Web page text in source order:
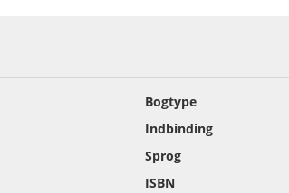
Bogtype
Indbinding
Sprog
ISBN